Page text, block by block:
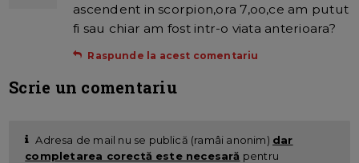
ascendent in scorpion,ora 7,oo,ce am putut
fi sau chiar am fost intr-o viata anterioara?
Raspunde la acest comentariu
Scrie un comentariu
Adresa de mail nu se publică (ramâi anonim) dar
completarea corectă este necesară pentru